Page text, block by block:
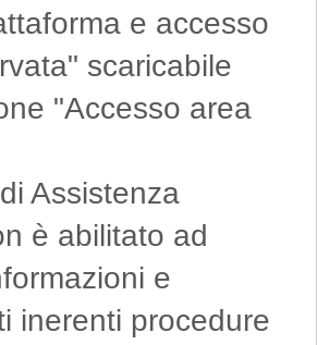
e accesso
scaricabile
"Accesso area
Assistenza
è abilitato ad
e
inerenti procedure